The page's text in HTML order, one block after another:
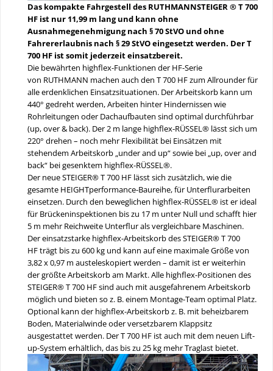
Das kompakte Fahrgestell des RUTHMANNSTEIGER ® T 700
HF ist nur 11,99 m lang und kann ohne
Ausnahmegenehmigung nach § 70 StVO und ohne
Fahrererlaubnis nach § 29 StVO eingesetzt werden. Der T
700 HF ist somit jederzeit einsatzbereit.
Die bewährten highflex-Funktionen der HF-Serie
von RUTHMANN machen auch den T 700 HF zum Allrounder für
alle erdenklichen Einsatzsituationen. Der Arbeitskorb kann um
440° gedreht werden, Arbeiten hinter Hindernissen wie
Rohrleitungen oder Dachaufbauten sind optimal durchführbar
(up, over & back). Der 2 m lange highflex-RÜSSEL® lässt sich um
220° drehen – noch mehr Flexibilität bei Einsätzen mit
stehendem Arbeitskorb „under and up“ sowie bei „up, over and
back“ bei gesenktem highflex-RÜSSEL®.
Der neue STEIGER® T 700 HF lässt sich zusätzlich, wie die
gesamte HEIGHTperformance-Baureihe, für Unterflurarbeiten
einsetzen. Durch den beweglichen highflex-RÜSSEL® ist er ideal
für Brückeninspektionen bis zu 17 m unter Null und schafft hier
5 m mehr Reichweite Unterflur als vergleichbare Maschinen.
Der einsatzstarke highflex-Arbeitskorb des STEIGER® T 700
HF trägt bis zu 600 kg und kann auf eine maximale Größe von
3,82 x 0,97 m austeleskopiert werden – damit ist er weiterhin
der größte Arbeitskorb am Markt. Alle highflex-Positionen des
STEIGER® T 700 HF sind auch mit ausgefahrenem Arbeitskorb
möglich und bieten so z. B. einem Montage-Team optimal Platz.
Optional kann der highflex-Arbeitskorb z. B. mit beheizbarem
Boden, Materialwinde oder versetzbarem Klappsitz
ausgestattet werden. Der T 700 HF ist auch mit dem neuen Lift-
up-System erhältlich, das bis zu 25 kg mehr Traglast bietet.